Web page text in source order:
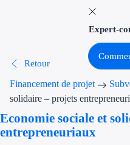
Expert-
Retour
Financement de projet
solidaire – projets
Economie sociale et
entrepreneuriaux